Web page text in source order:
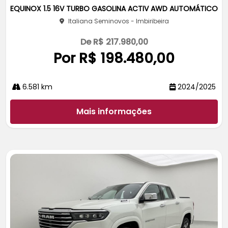
he
EQUINOX 1.5 16V TURBO GASOLINA ACTIV AWD AUTOMÁTICO
Italiana Seminovos - Imbiribeira
De R$ 217.980,00
Por R$ 198.480,00
6.581 km 2024/2025
Mais informações